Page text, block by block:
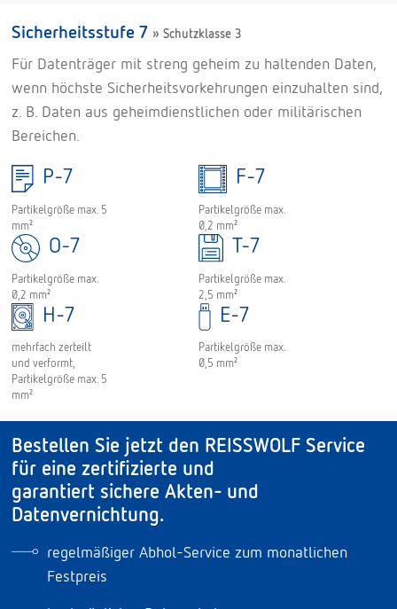
Sicherheitsstufe 7 » Schutzklasse 3
Für Datenträger mit streng geheim zu haltenden Daten,
wenn höchste Sicherheitsvorkehrungen einzuhalten sind,
z. B. Daten aus geheimdienstlichen oder militärischen
Bereichen.
P-7
Partikelgröße max. 5
mm²
F-7
Partikelgröße max.
0,2 mm²
O-7
Partikelgröße max.
0,2 mm²
T-7
Partikelgröße max.
2,5 mm²
H-7
mehrfach zerteilt
und verformt,
Partikelgröße max. 5
mm²
E-7
Partikelgröße max.
0,5 mm²
Bestellen Sie jetzt den REISSWOLF Service
für eine zertifizierte und
garantiert sichere Akten- und
Datenvernichtung.
regelmäßiger Abhol-Service zum monatlichen
Festpreis